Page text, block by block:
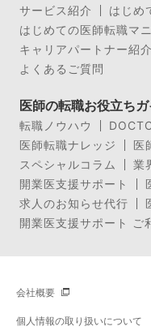
サービス紹介
はじめ
はじめての医師転職マ
キャリアパートナー紹介
よくあるご質問
医師の転職お役立ち
転職ノウハウ
医師転職ナレッジ
医
スペシャルコラム
業
開業医支援サポート
求人のお知らせ代行
開業医支援サポート ご
会社概要
個人情報の取り扱いについて